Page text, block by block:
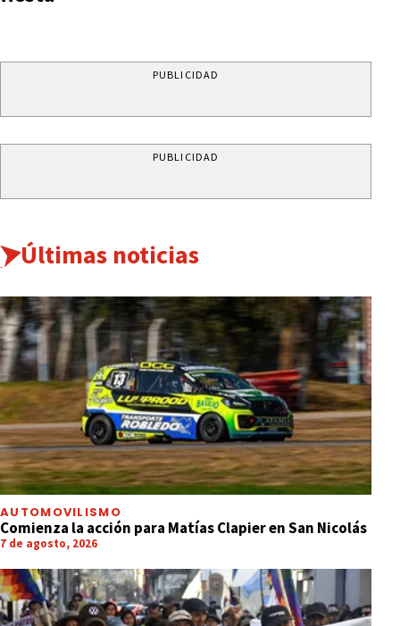
PUBLICIDAD
PUBLICIDAD
Últimas noticias
AUTOMOVILISMO
Comienza la acción para Matías Clapier en San Nicolás
7 de agosto, 2026